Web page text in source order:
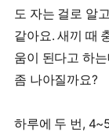
도 자는 걸로 알
같아요. 새끼 때
움이 된다고 하
좀 나아질까요?
하루에 두 번,